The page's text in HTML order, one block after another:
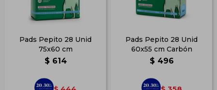
Pads Pepito 28 Unid
75x60 cm
$ 614
Pads Pepito 28 Unid
60x55 cm Carbón
$ 496